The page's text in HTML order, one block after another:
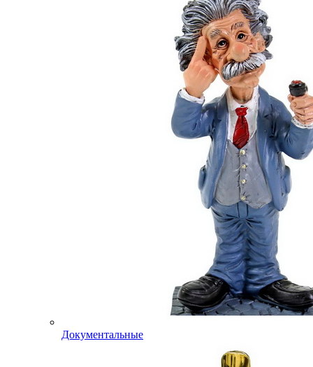
Документальные